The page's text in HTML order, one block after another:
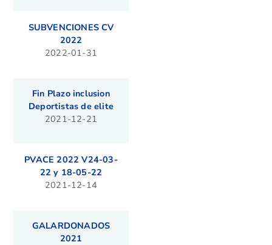
SUBVENCIONES CV
2022
2022-01-31
Fin Plazo inclusion
Deportistas de elite
2021-12-21
PVACE 2022 V24-03-
22 y 18-05-22
2021-12-14
GALARDONADOS
2021